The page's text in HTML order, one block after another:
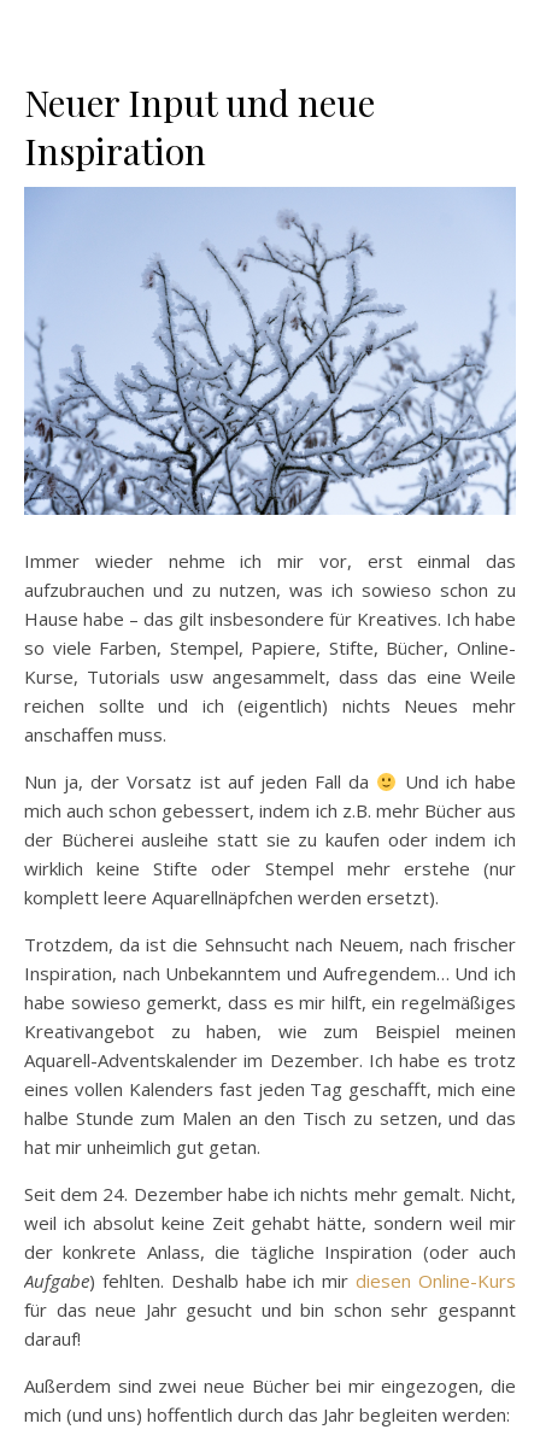
Neuer Input und neue
Inspiration
Immer wieder nehme ich mir vor, erst einmal das
aufzubrauchen und zu nutzen, was ich sowieso schon zu
Hause habe – das gilt insbesondere für Kreatives. Ich habe
so viele Farben, Stempel, Papiere, Stifte, Bücher, Online-
Kurse, Tutorials usw angesammelt, dass das eine Weile
reichen sollte und ich (eigentlich) nichts Neues mehr
anschaffen muss.
Nun ja, der Vorsatz ist auf jeden Fall da
Und ich habe
mich auch schon gebessert, indem ich z.B. mehr Bücher aus
der Bücherei ausleihe statt sie zu kaufen oder indem ich
wirklich keine Stifte oder Stempel mehr erstehe (nur
komplett leere Aquarellnäpfchen werden ersetzt).
Trotzdem, da ist die Sehnsucht nach Neuem, nach frischer
Inspiration, nach Unbekanntem und Aufregendem… Und ich
habe sowieso gemerkt, dass es mir hilft, ein regelmäßiges
Kreativangebot zu haben, wie zum Beispiel meinen
Aquarell-Adventskalender im Dezember. Ich habe es trotz
eines vollen Kalenders fast jeden Tag geschafft, mich eine
halbe Stunde zum Malen an den Tisch zu setzen, und das
hat mir unheimlich gut getan.
Seit dem 24. Dezember habe ich nichts mehr gemalt. Nicht,
weil ich absolut keine Zeit gehabt hätte, sondern weil mir
der konkrete Anlass, die tägliche Inspiration (oder auch
Aufgabe) fehlten. Deshalb habe ich mirdiesen Online-Kurs
für das neue Jahr gesucht und bin schon sehr gespannt
darauf!
Außerdem sind zwei neue Bücher bei mir eingezogen, die
mich (und uns) hoffentlich durch das Jahr begleiten werden: